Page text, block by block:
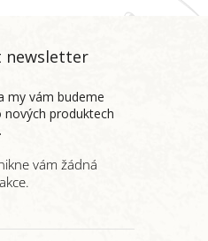
newsletter
my vám budeme
produktech